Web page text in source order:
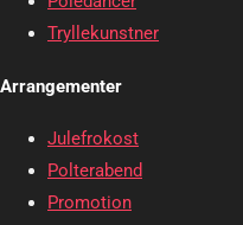
Tryllekunstner
Arrangementer
Julefrokost
Polterabend
Promotion